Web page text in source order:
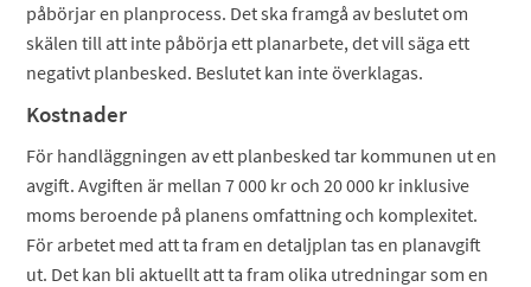
påbörjar en planprocess. Det ska framgå av beslutet om
skälen till att inte påbörja ett planarbete, det vill säga ett
negativt planbesked. Beslutet kan inte överklagas.
Kostnader
För handläggningen av ett planbesked tar kommunen ut en
avgift. Avgiften är mellan 7 000 kr och 20 000 kr inklusive
moms beroende på planens omfattning och komplexitet.
För arbetet med att ta fram en detaljplan tas en planavgift
ut. Det kan bli aktuellt att ta fram olika utredningar som en